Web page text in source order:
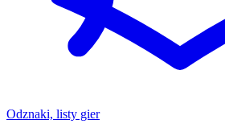
Odznaki, listy gier